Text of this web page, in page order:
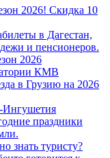
2026! Скидка 10
в Дагестан,
и пенсионеров.
2026
КМВ
в Грузию на 2026
Ингушетия
праздники
знать туристу?